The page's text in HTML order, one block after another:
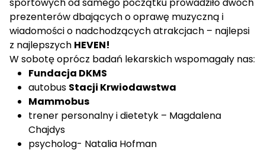
prezenterów dbających o oprawę muzyczną i
wiadomości o nadchodzących atrakcjach – najlepsi
z najlepszych HEVEN!
W sobotę oprócz badań lekarskich wspomagały nas:
Fundacja DKMS
autobus Stacji Krwiodawstwa
Mammobus
trener personalny i dietetyk – Magdalena
Chajdys
psycholog- Natalia Hofman